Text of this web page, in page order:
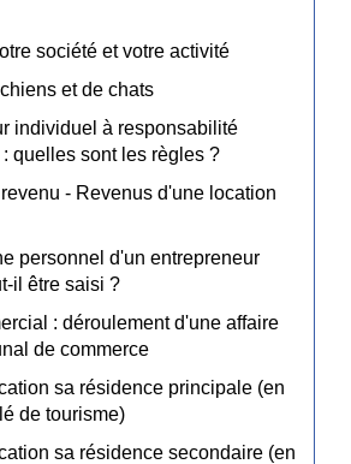
société et votre activité
et de chats
individuel à responsabilité
: quelles sont les règles ?
revenu - Revenus d'une location
personnel d'un entrepreneur
il être saisi ?
: déroulement d'une affaire
de commerce
sa résidence principale (en
de tourisme)
sa résidence secondaire (en